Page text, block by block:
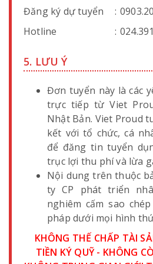
Đăng ký dự tuyển
:
Hotline
:
5. LƯU Ý
Đơn tuyển này là các
trực tiếp từ Viet
Nhật Bản. Viet Proud
kết với tổ chức, cá
để đăng tin tuyển
trục lợi thu phí và lừa
Nội dung trên thuộc
ty CP phát triển
nghiêm cấm sao
pháp dưới mọi hình
KHÔNG THẾ CHẤP TÀI
TIỀN KÝ QUỸ - KHÔNG